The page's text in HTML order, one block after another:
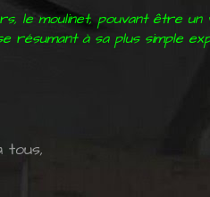
le moulinet, pouvant être
résumant à sa plus simple
tous,